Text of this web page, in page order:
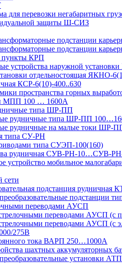
для перевозки негабаритных
защиты Ш-СИЗ
подстанции
подстанции
пункты КРП
устройства наружной
отдельностоящая ЯКНО-
КСР-6(10)-400..630
пространства горных
МПП 100 … 1600А
типа ШР-ПП
рудничные типа ШР-ПП
рудничные на малые токи ШР-
типа СУ-РН
типа СУЭП-100(160)
рудничная СУВ-РН-10…СУВ-
устройство мобильное
сети
подстанция
преобразовательные
переводами АУСП
переводами АУСП (с
переводами АУСП (с
275В
тока ВАРП 250…1000А
шахтных аккумуляторных
установки